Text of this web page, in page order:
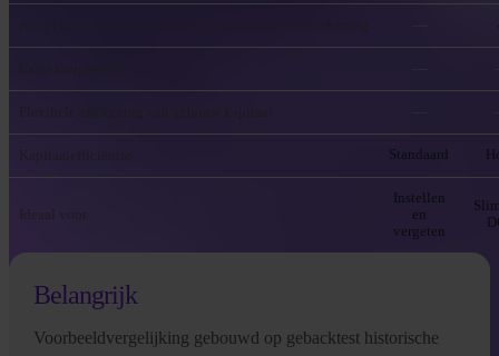
Kapitaalefficiëntie Standaard
Ideaal voor
Instellen
en
vergeten
Belangrijk
Voorbeeldvergelijking gebouwd op gebacktest historische